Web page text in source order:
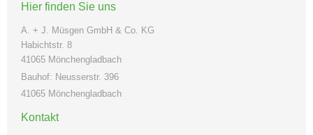
Hier finden Sie uns
A. + J. Müsgen GmbH & Co. KG
Habichtstr. 8
41065 Mönchengladbach
Bauhof: Neusserstr. 396
41065 Mönchengladbach
Kontakt